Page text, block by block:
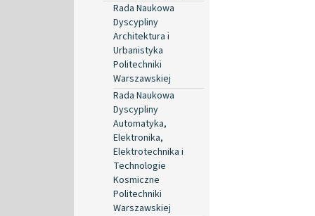
Rada Naukowa
Dyscypliny
Architektura i
Urbanistyka
Politechniki
Warszawskiej
Rada Naukowa
Dyscypliny
Automatyka,
Elektronika,
Elektrotechnika i
Technologie
Kosmiczne
Politechniki
Warszawskiej